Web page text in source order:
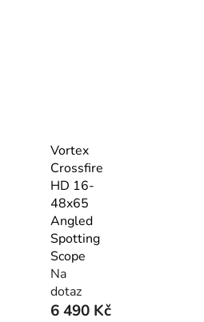
Vortex
Crossfire
HD 16-
48x65
Angled
Spotting
Scope
Na
dotaz
6 490 Kč